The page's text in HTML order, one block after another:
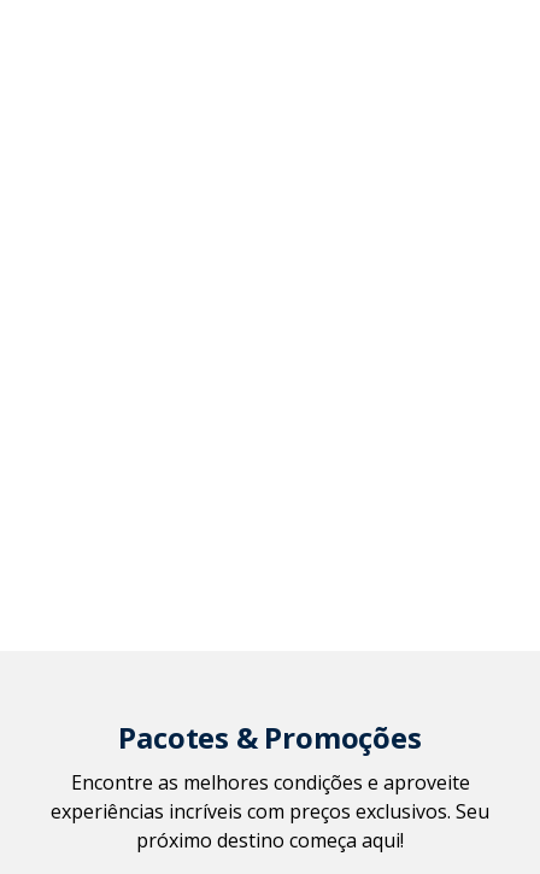
Pacotes & Promoções
Encontre as melhores condições e aproveite
experiências incríveis com preços exclusivos. Seu
próximo destino começa aqui!